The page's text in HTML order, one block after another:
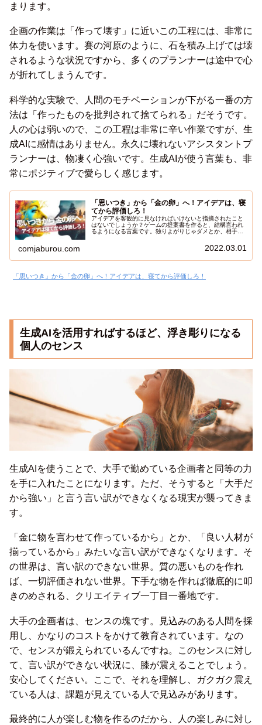
まります。
企画の作業は「作って壊す」に近いこの工程には、非常に
体力を使います。賽の河原のように、石を積み上げては壊
されるような状況ですから、多くのプランナーは途中で心
が折れてしまうんです。
科学的な実験で、人間のモチベーションが下がる一番の方
法は「作ったものを批判されて捨てられる」だそうです。
人の心は弱いので、この工程は非常に辛い作業ですが、生
成AIに感情はありません。永久に壊れないアシスタントプ
ランナーは、物凄く心強いです。生成AIが使う言葉も、非
常にポジティブで愛らしく感じます。
「思いつき」から「金の卵」へ！アイデアは、寝
てから評価しろ！
アイデアを客観的に見なければいけないと指摘されたこと
はないでしょうか？ゲームの提案書を作ると、結構言われ
るようになる言葉です。独りよがりじゃダメとか、相手の
かは分からなかったりします。ある程度、他の人のアイデ
アを見ることで、相手の気持ちに気付けたりしますが、大
思います。
comjaburou.com 2022.03.01
「思いつき」から「金の卵」へ！アイデアは、寝てから評価しろ！
生成AIを活用すればするほど、浮き彫りになる
個人のセンス
生成AIを使うことで、大手で勤めている企画者と同等の力
を手に入れたことになります。ただ、そうすると「大手だ
から強い」と言う言い訳ができなくなる現実が襲ってきま
す。
「金に物を言わせて作っているから」とか、「良い人材が
揃っているから」みたいな言い訳ができなくなります。そ
の世界は、言い訳のできない世界。質の悪いものを作れ
ば、一切評価されない世界。下手な物を作れば徹底的に叩
きのめされる、クリエイティブ一丁目一番地です。
大手の企画者は、センスの塊です。見込みのある人間を採
用し、かなりのコストをかけて教育されています。なの
で、センスが鍛えられているんですね。このセンスに対し
て、言い訳ができない状況に、膝が震えることでしょう。
安心してください。ここで、それを理解し、ガクガク震え
ている人は、課題が見えている人で見込みがあります。
最終的に人が楽しむ物を作るのだから、人の楽しみに対し